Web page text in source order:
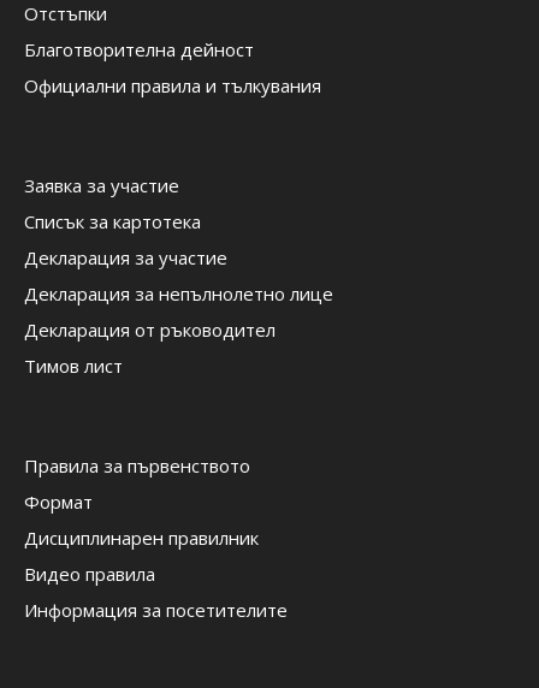
Отстъпки
Благотворителна дейност
Официални правила и тълкувания
Заявка за участие
Списък за картотека
Декларация за участие
Декларация за непълнолетно лице
Декларация от ръководител
Тимов лист
Правила за първенството
Формат
Дисциплинарен правилник
Видео правила
Информация за посетителите